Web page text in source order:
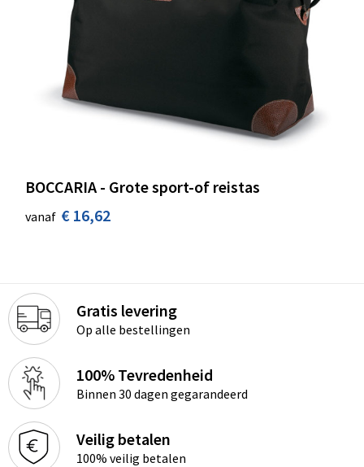
BOCCARIA - Grote sport-of reistas
vanaf € 16,62
Gratis levering
Op alle bestellingen
100% Tevredenheid
Binnen 30 dagen gegarandeerd
Veilig betalen
100% veilig betalen